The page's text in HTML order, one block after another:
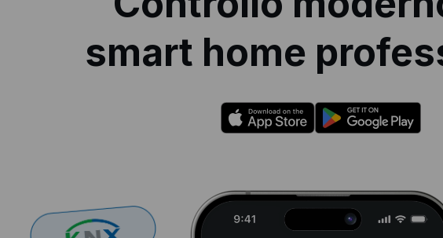
smart home